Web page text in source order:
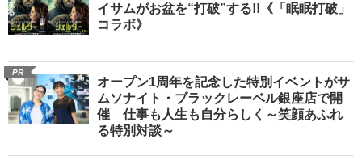
イサムがお盆を“打破”する!!《「眠眠打破」
コラボ》
PR
オープン1周年を記念した特別イベントがサ
ムソナイト・ブラックレーベル銀座店で開
催 仕事も人生も自分らしく～笑顔あふれ
る特別対談～